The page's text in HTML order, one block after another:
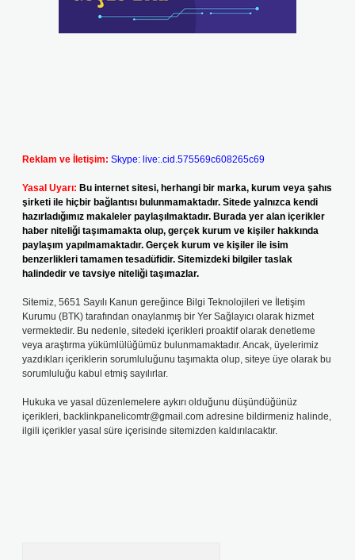
Reklam ve İletişim: Skype: live:.cid.575569c608265c69
Yasal Uyarı: Bu internet sitesi, herhangi bir marka, kurum veya şahıs
şirketi ile hiçbir bağlantısı bulunmamaktadır. Sitede yalnızca kendi
hazırladığımız makaleler paylaşılmaktadır. Burada yer alan içerikler
haber niteliği taşımamakta olup, gerçek kurum ve kişiler hakkında
paylaşım yapılmamaktadır. Gerçek kurum ve kişiler ile isim
benzerlikleri tamamen tesadüfidir. Sitemizdeki bilgiler taslak
halindedir ve tavsiye niteliği taşımazlar.
Sitemiz, 5651 Sayılı Kanun gereğince Bilgi Teknolojileri ve İletişim
Kurumu (BTK) tarafından onaylanmış bir Yer Sağlayıcı olarak hizmet
vermektedir. Bu nedenle, sitedeki içerikleri proaktif olarak denetleme
veya araştırma yükümlülüğümüz bulunmamaktadır. Ancak, üyelerimiz
yazdıkları içeriklerin sorumluluğunu taşımakta olup, siteye üye olarak bu
sorumluluğu kabul etmiş sayılırlar.
Hukuka ve yasal düzenlemelere aykırı olduğunu düşündüğünüz
içerikleri, backlinkpanelicomtr@gmail.com adresine bildirmeniz halinde,
ilgili içerikler yasal süre içerisinde sitemizden kaldırılacaktır.